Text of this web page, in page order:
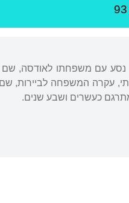
עקרה המשפחה
כעשרים ושבע שנים.